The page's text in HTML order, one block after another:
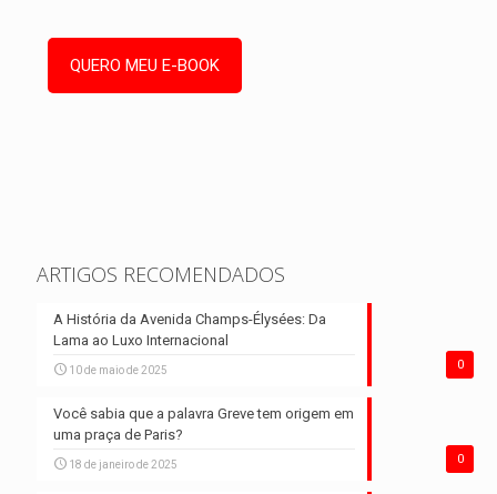
ARTIGOS RECOMENDADOS
0
A História da Avenida Champs-Élysées: Da
Lama ao Luxo Internacional
10 de maio de 2025
0
Você sabia que a palavra Greve tem origem em
uma praça de Paris?
18 de janeiro de 2025